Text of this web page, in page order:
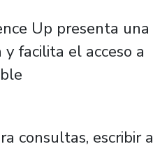
Up presenta una
facilita el acceso a
consultas, escribir a